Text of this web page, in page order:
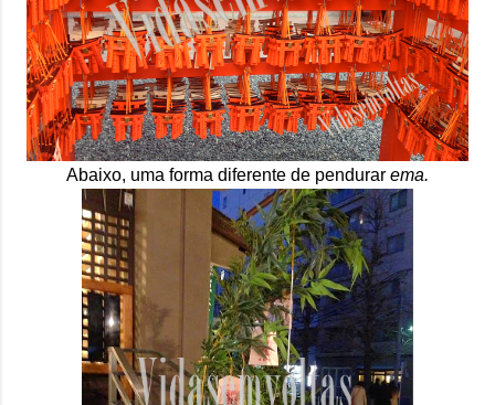
Abaixo, uma forma diferente de pendurar ema.